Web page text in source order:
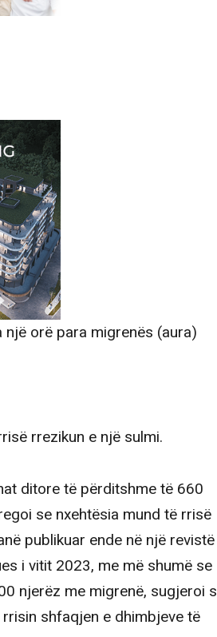
orë para migrenës (aura)
rrezikun e një sulmi.
ditore të përditshme të 660
se nxehtësia mund të rrisë
publikuar ende në një revistë
i vitit 2023, me më shumë se
njerëz me migrenë, sugjeroi
shfaqjen e dhimbjeve të